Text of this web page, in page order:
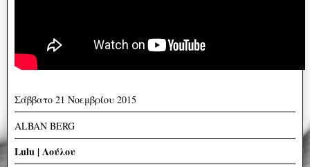
Σάββατο 21 Νοεμβρίου 2015
ALBAN BERG
Lulu | Λούλου